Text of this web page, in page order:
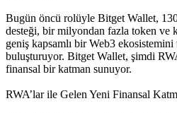
Bugün öncü rolüyle Bitget Wallet,
desteği, bir milyondan fazla token ve
geniş kapsamlı bir Web3
buluşturuyor. Bitget Wallet, şimdi
finansal bir katman sunuyor.
RWA’lar ile Gelen Yeni Finansal